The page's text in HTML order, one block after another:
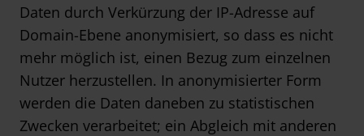
Daten durch Verkürzung der IP-Adresse auf
Domain-Ebene anonymisiert, so dass es nicht
mehr möglich ist, einen Bezug zum einzelnen
Nutzer herzustellen. In anonymisierter Form
werden die Daten daneben zu statistischen
Zwecken verarbeitet; ein Abgleich mit anderen